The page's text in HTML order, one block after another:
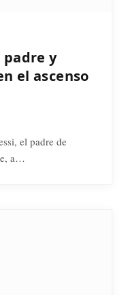
padre y
el ascenso
el padre de
a…